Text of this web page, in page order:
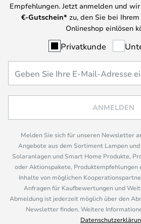
Empfehlungen. Jetzt anmelden und
€-Gutschein* zu, den Sie bei
Onlineshop einlösen
Privatkunde
ANMELDEN
Melden Sie sich für unseren Newsletter
Angebote aus dem Sortiment Lampen
Solaranlagen und Smart Home Produkte,
oder Aktionspakete, Produktempfehlungen
Inhalte von möglichen
Anfragen für Kaufbewertungen und
Abmeldung ist jederzeit möglich über den
Newsletter finden. Weitere